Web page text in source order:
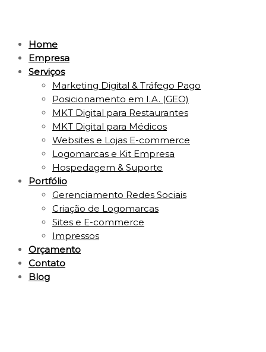
Home
Empresa
Serviços
Marketing Digital & Tráfego Pago
Posicionamento em I.A. (GEO)
MKT Digital para Restaurantes
MKT Digital para Médicos
Websites e Lojas E-commerce
Logomarcas e Kit Empresa
Hospedagem & Suporte
Portfólio
Gerenciamento Redes Sociais
Criação de Logomarcas
Sites e E-commerce
Impressos
Orçamento
Contato
Blog